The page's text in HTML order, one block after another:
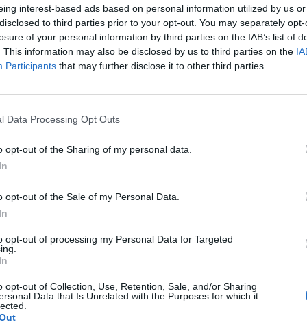
interest-based ads based on personal information utilized by us
to third parties prior to your opt-out. You may separately
of your personal information by third parties on the IAB’s list of
This information may also be disclosed by us to third parties on the
Participants that may further disclose it to other third parties.
Data Processing Opt Outs
opt-out of the Sharing of my personal data.
opt-out of the Sale of my Personal Data.
opt-out of processing my Personal Data for Targeted
opt-out of Collection, Use, Retention, Sale, and/or Sharing
Data that Is Unrelated with the Purposes for which it
2 Giu 2026
Primu Categoria: is de su Fonne e is
de s'Antiochense s'ant a isfidai in sa
partida finali po custa stagioni; chini
campionau de sa Promotzioni
28 Mag 2026
Fonni è forte, batterlo sarebbe
e Fonni, la finalissima è loro